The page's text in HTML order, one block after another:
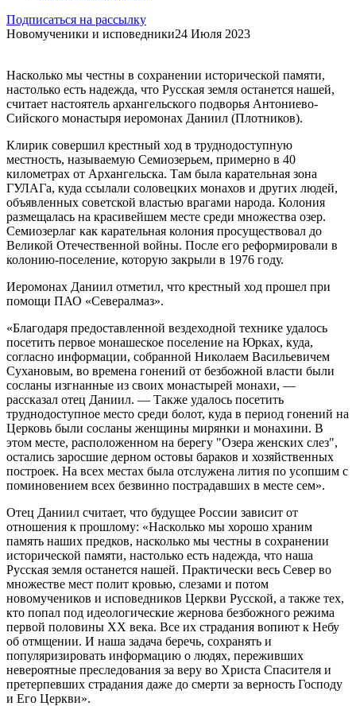
Подписаться на рассылку
Новомученики и исповедники24 Июля 2023
Насколько мы честны в сохранении исторической памяти,
настолько есть надежда, что Русская земля останется нашей,
считает настоятель архангельского подворья Антониево-
Сийского монастыря иеромонах Даниил (Плотников).
Клирик совершил крестный ход в труднодоступную
местность, называемую Семиозерьем, примерно в 40
километрах от Архангельска. Там была карательная зона
ГУЛАГа, куда ссылали соловецких монахов и других людей,
объявленных советской властью врагами народа. Колония
размещалась на красивейшем месте среди множества озер.
Семиозерлаг как карательная колония просуществовал до
Великой Отечественной войны. После его реформировали в
колонию-поселение, которую закрыли в 1976 году.
Иеромонах Даниил отметил, что крестный ход прошел при
помощи ПАО «Севералмаз».
«Благодаря предоставленной вездеходной технике удалось
посетить первое монашеское поселение на Юрках, куда,
согласно информации, собранной Николаем Васильевичем
Сухановым, во времена гонений от безбожной власти были
сосланы изгнанные из своих монастырей монахи, —
рассказал отец Даниил. — Также удалось посетить
труднодоступное место среди болот, куда в период гонений на
Церковь были сосланы женщины мирянки и монахини. В
этом месте, расположенном на берегу "Озера женских слез",
остались заросшие дерном остовы бараков и хозяйственных
построек. На всех местах была отслужена лития по усопшим с
поминовением всех безвинно пострадавших в месте сем».
Отец Даниил считает, что будущее России зависит от
отношения к прошлому: «Насколько мы хорошо храним
память наших предков, насколько мы честны в сохранении
исторической памяти, настолько есть надежда, что наша
Русская земля останется нашей. Практически весь Север во
множестве мест полит кровью, слезами и потом
новомучеников и исповедников Церкви Русской, а также тех,
кто попал под идеологические жернова безбожного режима
первой половины ХХ века. Все их страдания вопиют к Небу
об отмщении. И наша задача беречь, сохранять и
популяризировать информацию о людях, переживших
невероятные преследования за веру во Христа Спасителя и
претерпевших страдания даже до смерти за верность Господу
и Его Церкви».